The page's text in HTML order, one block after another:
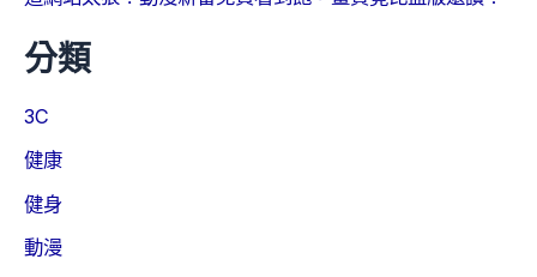
分類
3C
健康
健身
動漫